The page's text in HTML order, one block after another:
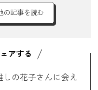
の記事を読む
しの花子さんに会え